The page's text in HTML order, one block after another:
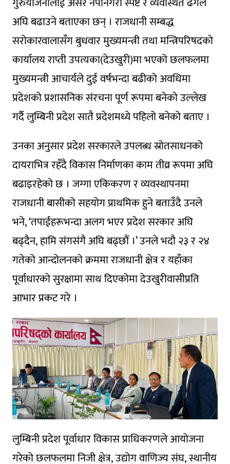
अघि बढाउने बताएका छन् । राजधानी सम्बद्ध
सरोकारवालासँग बुधवार मुख्यमन्त्री तथा मन्त्रिपरिषदको
कार्यालय राप्ती उपत्यका(देउखुरी)मा भएको छलफलमा
मुख्यमन्त्री आचार्यले दुई वर्षभन्दा बढीको अवधिमा
प्रदेशको प्रशासनिक संरचना पूर्ण रूपमा बनेको उल्लेख
गर्दै लुम्बिनी प्रदेश सातै प्रदेशमध्ये पहिलो बनेको बताए ।
उनका अनुसार प्रदेश सरकारले उपलब्ध स्रोतसाधनको
दायराभित्र रहँदै विकास निर्माणका काम तीव्र रूपमा अघि
बढाइरहेको छ । जग्गा एकिकरण र व्यवस्थापनमा
राजधानी बासीको सहयोग प्राथमिक हुने बताउँदै उनले
भने, ‘तपाईंहरूभन्दा अलग भएर प्रदेश सरकार अघि
बढ्दैन, हामि संगसंगै अघि बढ्छौं ।’ उनले भदौ २३ र २४
गतेको आन्दोलनको क्रममा राजधानी क्षेत्र र यहाँका
पूर्वाधारको सुरक्षामा साथ दिएकोमा देउखुरीवासीप्रति
आभार प्रकट गरे ।
लुम्बिनी प्रदेश पूर्वाधार विकास प्राधिकरणले आयोजना
गरेको छलफलमा निजी क्षेत्र, उद्योग वाणिज्य संघ, स्थानीय